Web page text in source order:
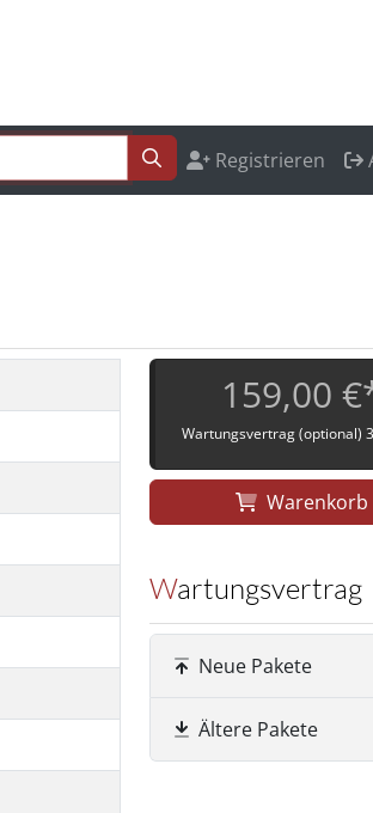
Registrieren
159,00
Wartungsvertrag (optional)
Warenkorb
Wartungsvertrag
Neue Pakete
Ältere Pakete